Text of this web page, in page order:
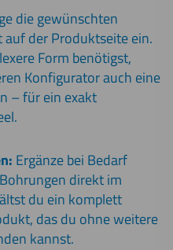
die gewünschten
der Produktseite ein.
Form benötigst,
Konfigurator auch eine
– für ein exakt
Ergänze bei Bedarf
direkt im
du ein komplett
das du ohne weitere
kannst.